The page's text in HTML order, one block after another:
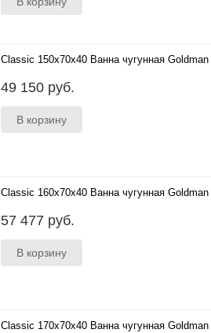
Classic 150x70x40 Ванна чугунная Goldman
49 150 руб.
Classic 160x70x40 Ванна чугунная Goldman
57 477 руб.
Classic 170x70x40 Ванна чугунная Goldman